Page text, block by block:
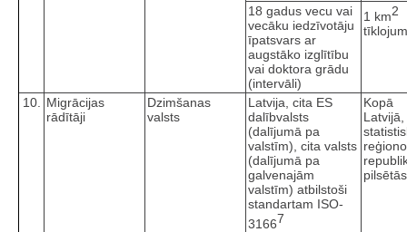
18 gadus vecu vai
vecāku iedzīvotāju
īpatsvars ar
augstāko izglītību
vai doktora grādu
(intervāli)
1 km2
10.
Migrācijas
rādītāji
Dzimšanas
valsts
Latvija, cita ES
dalībvalsts
(dalījumā pa
valstīm), cita valsts
(dalījumā pa
galvenajām
valstīm) atbilstoši
standartam ISO-
31667
Kopā
Latvijā,
pilsētās